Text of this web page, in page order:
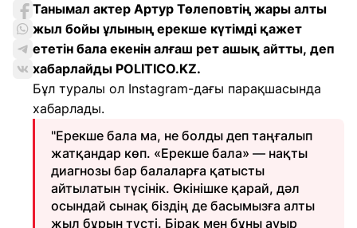
Танымал актер Артур Төлеповтің жары алты
жыл бойы ұлының ерекше күтімді қажет
ететін бала екенін алғаш рет ашық айтты, деп
хабарлайды POLITICO.KZ.
Бұл туралы ол Instagram-дағы парақшасында
хабарлады.
"Ерекше бала ма, не болды деп таңғалып
жатқандар көп. «Ерекше бала» — нақты
диагнозы бар балаларға қатысты
айтылатын түсінік. Өкінішке қарай, дәл
осындай сынақ біздің де басымызға алты
жыл бұрын түсті. Бірақ мен бұны ауыр